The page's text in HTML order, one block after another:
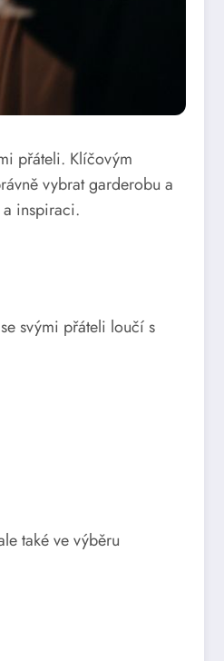
přáteli. Klíčovým
vybrat garderobu a
a inspiraci.
svými přáteli loučí s
také ve výběru